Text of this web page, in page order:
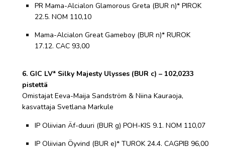
PR Mama-Alcialon Glamorous Greta (BUR n)* PIROK
22.5. NOM 110,10
Mama-Alcialon Great Gameboy (BUR n)* RUROK
17.12. CAC 93,00
6. GIC LV* Silky Majesty Ulysses (BUR c) – 102,0233
pistettä
Omistajat Eeva-Maija Sandström & Niina Kauraoja,
kasvattaja Svetlana Markule
IP Oliivian Äf-duuri (BUR g) POH-KIS 9.1. NOM 110,07
IP Oliivian Öyvind (BUR e)* TUROK 24.4. CAGPIB 96,00